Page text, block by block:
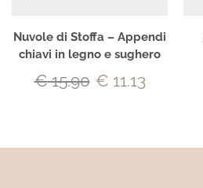
Nuvole di Stoffa – Appendi
chiavi in legno e sughero
€15.90 € 11.13